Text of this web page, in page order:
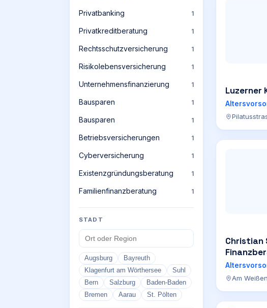
Privatbanking 1
Privatkreditberatung 1
Rechtsschutzversicherung 1
Risikolebensversicherung 1
Unternehmensfinanzierung 1
Bausparen 1
Bausparen 1
Betriebsversicherungen 1
Cyberversicherung 1
Existenzgründungsberatung 1
Familienfinanzberatung 1
STADT
Augsburg
Bayreuth
Klagenfurt am Wörthersee
Suhl
Bern
Salzburg
Baden-Baden
Bremen
Aarau St. Pölten
Luzerner
Christian
Am